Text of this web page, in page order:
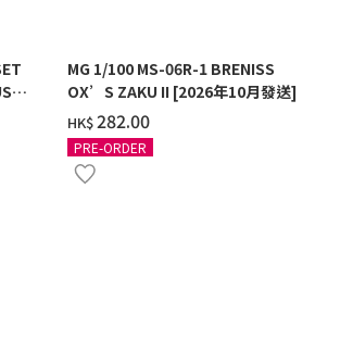
MG 1/100 MS-06R-1 BRENISS
OX’S ZAKU II [2026年10月發送]
HK$‌282.00
PRE-ORDER